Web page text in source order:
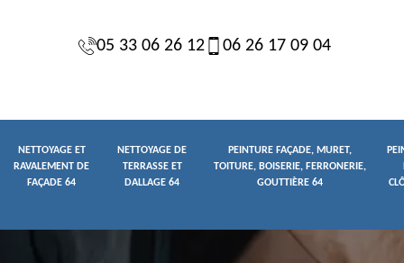
05 33 06 26 12 06 26 17 09 04
NETTOYAGE ET
RAVALEMENT DE
FAÇADE 64
NETTOYAGE DE
TERRASSE ET
DALLAGE 64
PEINTURE FAÇADE, MURET,
TOITURE, BOISERIE, FERRONERIE,
GOUTTIÈRE 64